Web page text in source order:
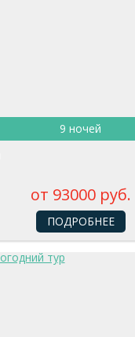
9 ночей
от 93000 руб.
ПОДРОБНЕЕ